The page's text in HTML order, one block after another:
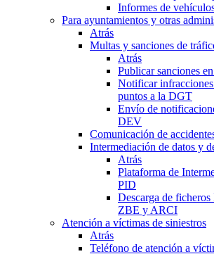
Informes de
Para ayuntamientos y otras
Atrás
Multas y sanciones de
Atrás
Publicar sanciones
Notificar
puntos a la DGT
Envío de
DEV
Comunicación de
Intermediación de datos y
Atrás
Plataforma de
PID
Descarga de
ZBE y ARCI
Atención a víctimas de siniestros
Atrás
Teléfono de atención a